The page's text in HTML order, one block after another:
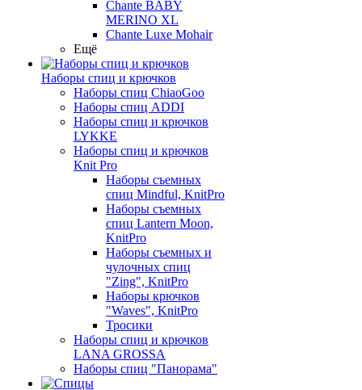
Chante BABY
MERINO XL
Chante Luxe Mohair
Ещё
Наборы спиц и крючков
Наборы спиц ChiaoGoo
Наборы спиц ADDI
Наборы спиц и крючков
LYKKE
Наборы спиц и крючков
Knit Pro
Наборы съемных
спиц Mindful, KnitPro
Наборы съемных
спиц Lantern Moon,
KnitPro
Наборы съемных и
чулочных спиц
"Zing", KnitPro
Наборы крючков
"Waves", KnitPro
Тросики
Наборы спиц и крючков
LANA GROSSA
Наборы спиц "Панорама"